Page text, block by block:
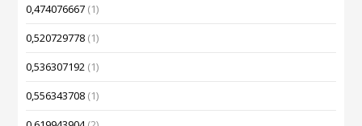
0,474076667 (1)
0,520729778 (1)
0,536307192 (1)
0,556343708 (1)